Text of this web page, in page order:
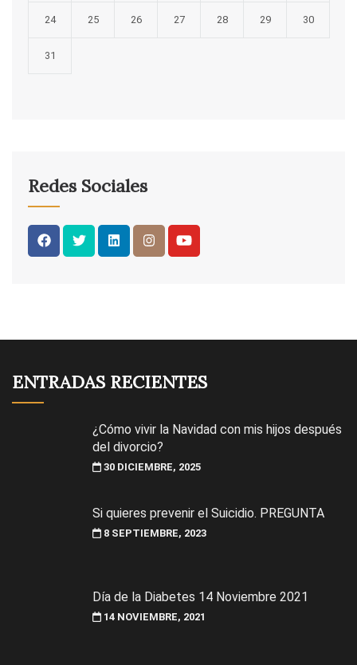
24 25 26 27 28 29 30
31
Redes Sociales
ENTRADAS RECIENTES
¿Cómo vivir la Navidad con mis hijos después
del divorcio?
30 DICIEMBRE, 2025
Si quieres prevenir el Suicidio. PREGUNTA
8 SEPTIEMBRE, 2023
Día de la Diabetes 14 Noviembre 2021
14 NOVIEMBRE, 2021